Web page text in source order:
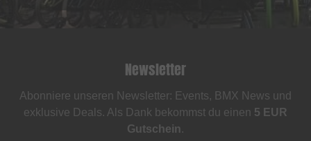
Newsletter
Abonniere unseren Newsletter: Events, BMX News und
exklusive Deals. Als Dank bekommst du einen 5 EUR
Gutschein.